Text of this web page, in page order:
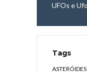
UFOs e
Tags
ASTERÓIDES